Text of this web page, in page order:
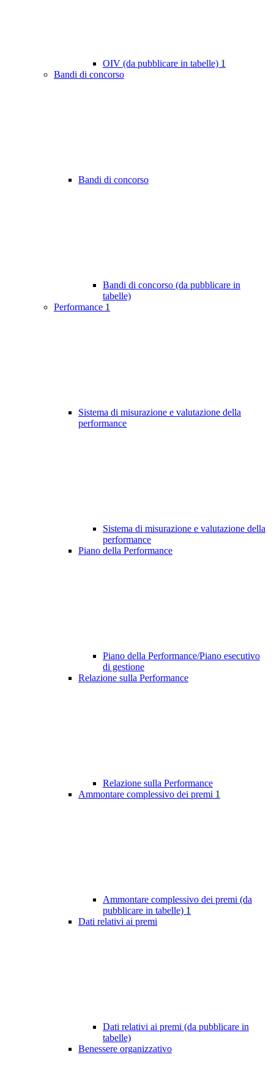
OIV (da pubblicare in tabelle) 1
Bandi di concorso
Bandi di concorso
Bandi di concorso (da pubblicare in
tabelle)
Performance 1
Sistema di misurazione e valutazione della
performance
Sistema di misurazione e valutazione della
performance
Piano della Performance
Piano della Performance/Piano esecutivo
di gestione
Relazione sulla Performance
Relazione sulla Performance
Ammontare complessivo dei premi 1
Ammontare complessivo dei premi (da
pubblicare in tabelle) 1
Dati relativi ai premi
Dati relativi ai premi (da pubblicare in
tabelle)
Benessere organizzativo